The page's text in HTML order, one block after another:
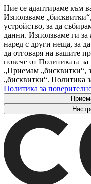
Ние се адаптираме към
Използваме
устройство, за да
данни. Използваме ги
наред с други неща, за
да отговаря на вашите
повече от Политиката за
„Приемам „бисквитки“,
„бисквитки“. Политика
Политика за